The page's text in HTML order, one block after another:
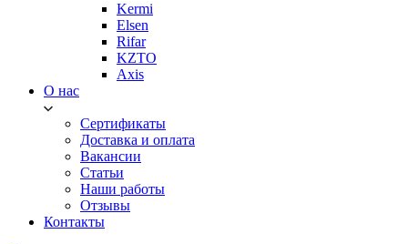
Kermi
Elsen
Rifar
KZTO
Axis
О нас
Сертификаты
Доставка и оплата
Вакансии
Статьи
Наши работы
Отзывы
Контакты